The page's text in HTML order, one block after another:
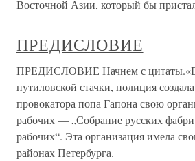
Восточной Азии, который бы
ПРЕДИСЛОВИЕ
ПРЕДИСЛОВИЕ Начнем с
путиловской стачки, полиция
провокатора попа Гапона свою
рабочих — „Собрание русских
рабочих“. Эта организация имела
районах Петербурга.